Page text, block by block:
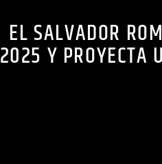
EL SALVADOR
2025 Y PROYECTA